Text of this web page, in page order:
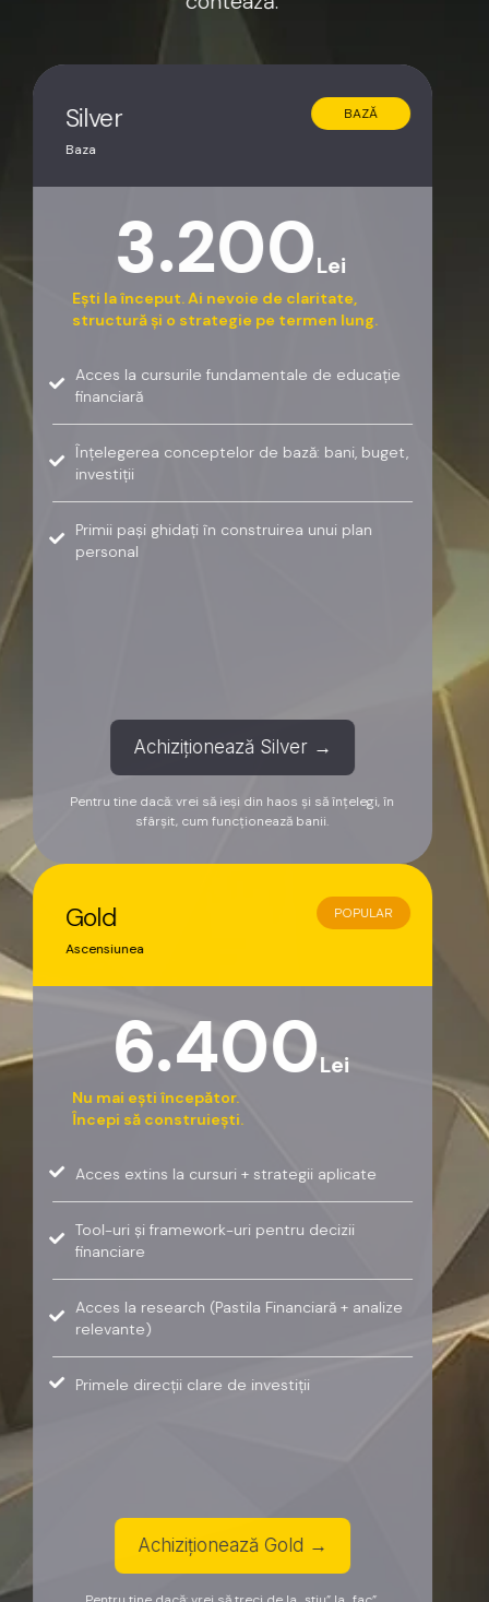
Silver
Baza
3.200Lei
Ești la început. Ai nevoie de claritate,
structură și o strategie pe termen lung.
Acces la cursurile fundamentale de educație
financiară
Înțelegerea conceptelor de bază: bani, buget,
investiții
Primii pași ghidați în construirea unui plan
personal
Achiziționează Silver →
Pentru tine dacă: vrei să ieși din haos și să înțelegi, în
sfârșit, cum funcționează banii.
BAZĂ
Gold
Ascensiunea
6.400Lei
Nu mai ești începător.
Începi să construiești.
Acces extins la cursuri + strategii aplicate
Tool-uri și framework-uri pentru decizii
financiare
Acces la research (Pastila Financiară + analize
relevante)
Primele direcții clare de investiții
Achiziționează Gold →
POPULAR